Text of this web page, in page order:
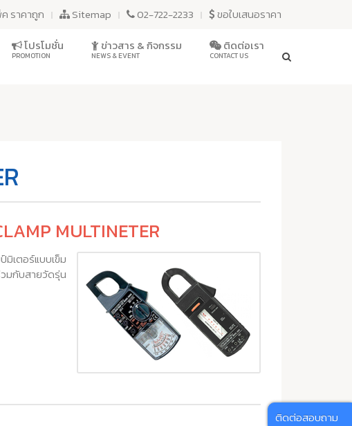
ราคาถูก Sitemap 02-722-2233
ขอใบเสนอราคา
โปรโมชั่น
PROMOTION
ข่าวสาร & กิจกรรม
NEWS & EVENT
ติดต่อเรา
CONTACT US
MULTINETER
เตอร์แบบเข็ม
มกับสายวัดรุ่น
ติดต่อสอบถาม